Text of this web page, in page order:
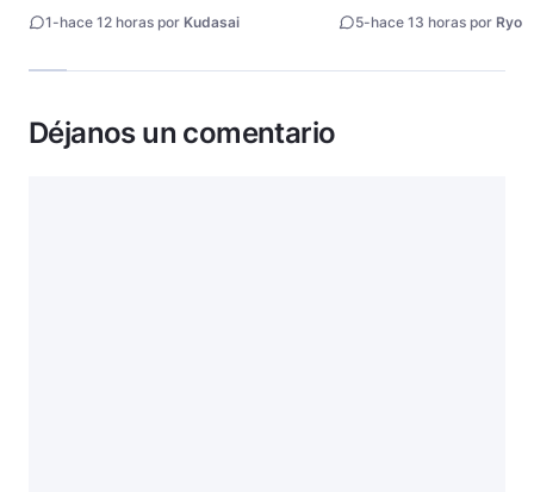
1-hace 12 horas por Kudasai 5-hace 13 horas por Ryo
Déjanos un comentario